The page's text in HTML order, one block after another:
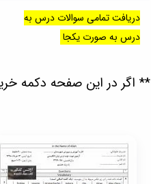
دریافت تمامی سوالات درس به
درس به صورت یکجا
** اگر در این صفحه دکمه